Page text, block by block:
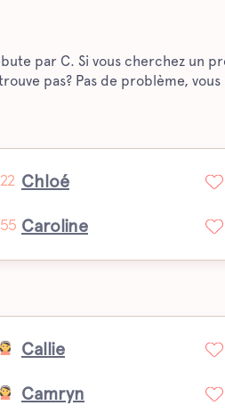
par C. Si vous cherchez un
pas? Pas de problème,
22 Chloé
55 Caroline
Callie
Camryn